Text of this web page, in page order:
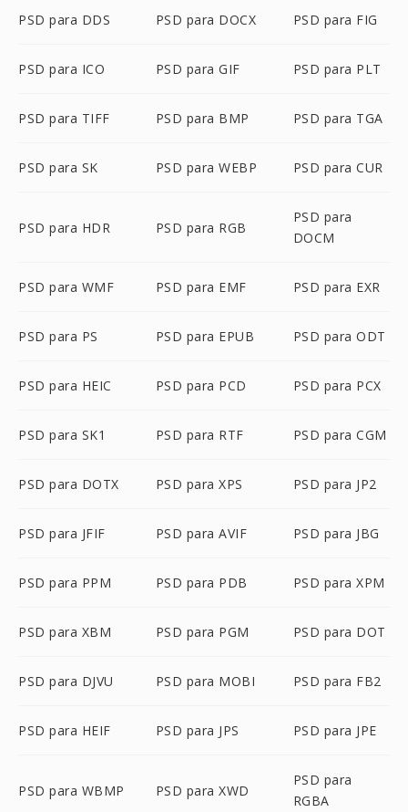
PSD para DDS PSD para DOCX PSD para FIG
PSD para ICO PSD para GIF PSD para PLT
PSD para TIFF PSD para BMP PSD para TGA
PSD para SK PSD para WEBP PSD para CUR
PSD para HDR PSD para RGB
PSD para
DOCM
PSD para WMF PSD para EMF PSD para EXR
PSD para PS PSD para EPUB PSD para ODT
PSD para HEIC PSD para PCD PSD para PCX
PSD para SK1 PSD para RTF PSD para CGM
PSD para DOTX PSD para XPS PSD para JP2
PSD para JFIF PSD para AVIF PSD para JBG
PSD para PPM PSD para PDB PSD para XPM
PSD para XBM PSD para PGM PSD para DOT
PSD para DJVU PSD para MOBI PSD para FB2
PSD para HEIF PSD para JPS PSD para JPE
PSD para WBMP PSD para XWD
PSD para
RGBA